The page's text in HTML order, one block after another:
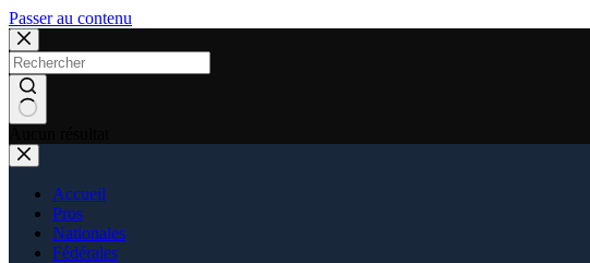
Passer au contenu
Accueil
Pros
Nationales
Fédérales